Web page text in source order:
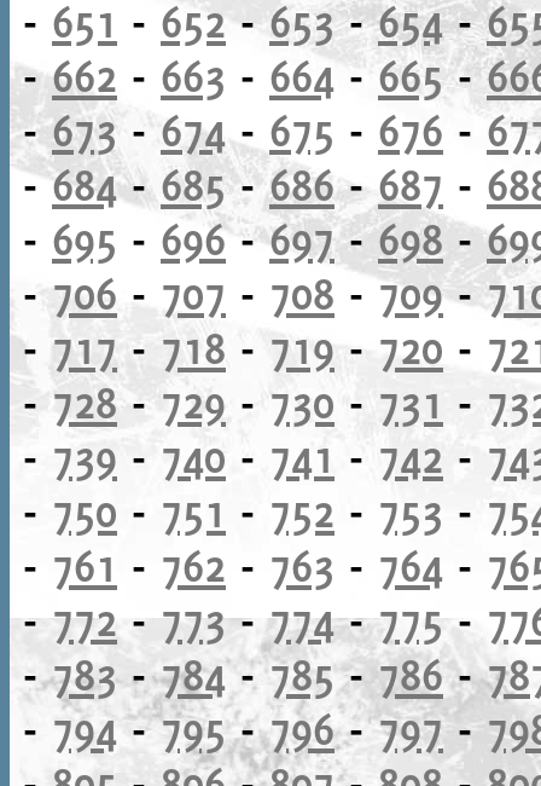
- 651 - 652-653-654-
-662 - 663 - 664- 665-
-673-674- 675 - 676 -
-684-685-686-687 -
- 695 - 696-697-698-
-706 - 707 - 708 -709-
- 717 -718 - 719- 720 -
-728-729 - 730 - 731 -
- 739 - 740 - 741 - 742 -
- 750 - 751 - 752 - 753 -
- 761 - 762 - 763 - 764 -
-772 -773-774-775-
-783-784-785-786-
- 794-795-796-797-